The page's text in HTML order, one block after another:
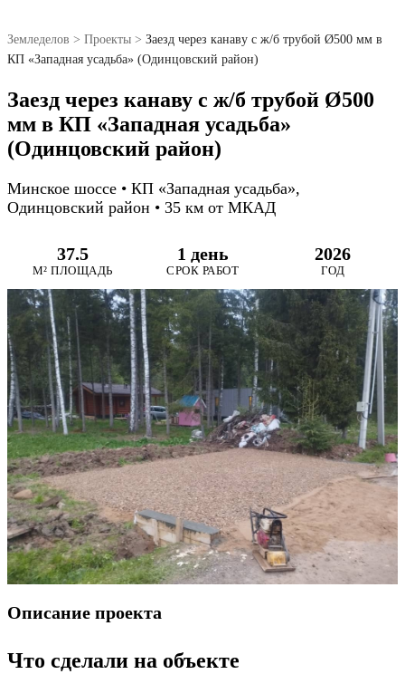
Земледелов > Проекты > Заезд через канаву с ж/б трубой Ø500 мм в
КП «Западная усадьба» (Одинцовский район)
Заезд через канаву с ж/б трубой Ø500
мм в КП «Западная усадьба»
(Одинцовский район)
Минское шоссе • КП «Западная усадьба»,
Одинцовский район • 35 км от МКАД
37.5
М² ПЛОЩАДЬ
1 день
СРОК РАБОТ
2026
ГОД
Описание проекта
Что сделали на объекте